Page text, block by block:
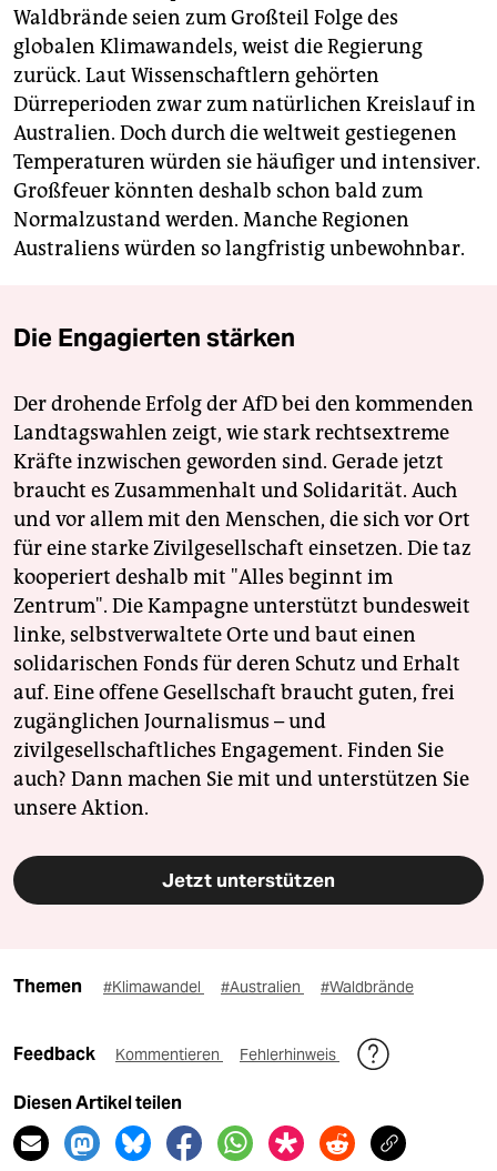
Waldbrände seien zum Großteil Folge des
globalen Klimawandels, weist die Regierung
zurück. Laut Wissenschaftlern gehörten
Dürreperioden zwar zum natürlichen Kreislauf in
Australien. Doch durch die weltweit gestiegenen
Temperaturen würden sie häufiger und intensiver.
Großfeuer könnten deshalb schon bald zum
Normalzustand werden. Manche Regionen
Australiens würden so langfristig unbewohnbar.
Die Engagierten stärken
Der drohende Erfolg der AfD bei den kommenden
Landtagswahlen zeigt, wie stark rechtsextreme
Kräfte inzwischen geworden sind. Gerade jetzt
braucht es Zusammenhalt und Solidarität. Auch
und vor allem mit den Menschen, die sich vor Ort
für eine starke Zivilgesellschaft einsetzen. Die taz
kooperiert deshalb mit "Alles beginnt im
Zentrum". Die Kampagne unterstützt bundesweit
linke, selbstverwaltete Orte und baut einen
solidarischen Fonds für deren Schutz und Erhalt
auf. Eine offene Gesellschaft braucht guten, frei
zugänglichen Journalismus – und
zivilgesellschaftliches Engagement. Finden Sie
auch? Dann machen Sie mit und unterstützen Sie
unsere Aktion.
Jetzt unterstützen
Themen #Klimawandel #Australien #Waldbrände
Feedback Kommentieren Fehlerhinweis
Diesen Artikel teilen